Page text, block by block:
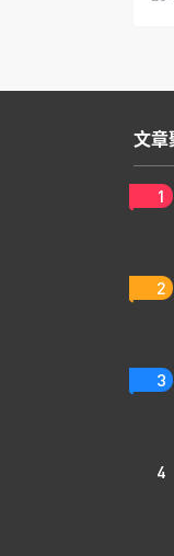
文章
1
2
3
4